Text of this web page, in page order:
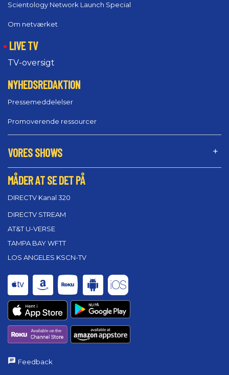
Scientology Network Launch Special
Om netværket
LIVE TV
TV-oversigt
NYHEDSREDAKTION
Pressemeddelelser
Promoverende ressourcer
VORES SHOWS
MÅDER AT SE DET PÅ
DIRECTV Kanal 320
DIRECTV STREAM
AT&T U-VERSE
TAMPA BAY WFTT
LOS ANGELES KSCN-TV
Feedback